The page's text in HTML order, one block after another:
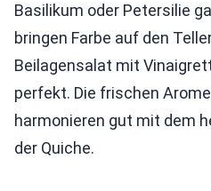
Basilikum oder Petersilie
bringen Farbe auf den
Beilagensalat mit
perfekt. Die frischen
harmonieren gut mit dem
der Quiche.